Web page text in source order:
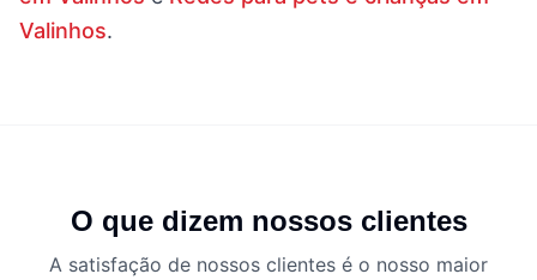
Valinhos.
O que dizem nossos clientes
A satisfação de nossos clientes é o nosso maior